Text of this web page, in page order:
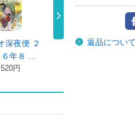
文藝春秋 ２０２
６年８月号
1,280円
中央公論 ２０２
返品について